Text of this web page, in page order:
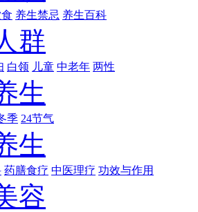
养生禁忌 养生百科
群
白领 儿童 中老年 两性
生
季 24节气
生
药膳食疗 中医理疗 功效与作用
容